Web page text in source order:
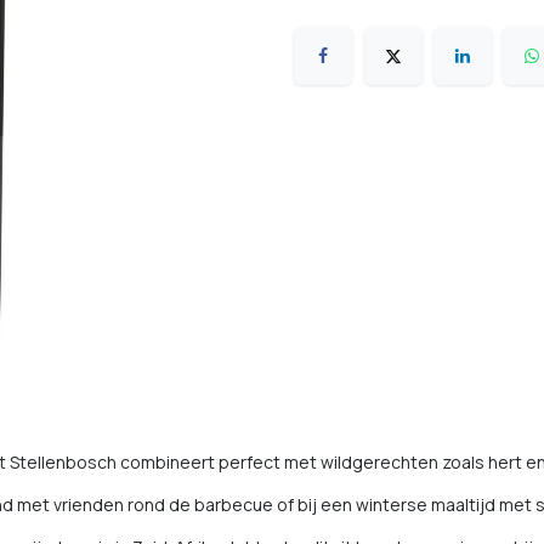
Stellenbosch combineert perfect met wildgerechten zoals hert
met vrienden rond de barbecue of bij een winterse maaltijd